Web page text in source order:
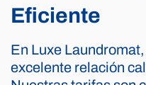
Eficiente
En Luxe
excelente relación